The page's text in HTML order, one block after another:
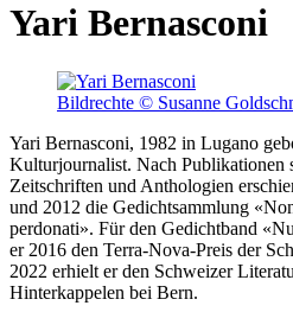
Yari Bernasconi
Bildrechte © Susanne
Yari Bernasconi, 1982 in Lugano
Kulturjournalist. Nach Publikationen
Zeitschriften und Anthologien
und 2012 die Gedichtsammlung
perdonati». Für den Gedichtband
er 2016 den Terra-Nova-Preis der
2022 erhielt er den Schweizer
Hinterkappelen bei Bern.